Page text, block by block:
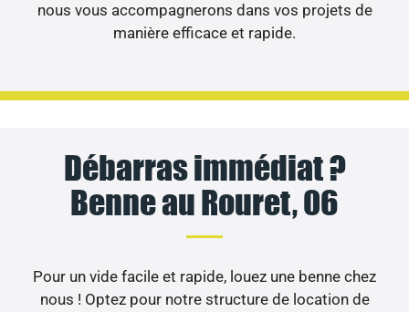
nous vous accompagnerons dans vos projets de
manière efficace et rapide.
Débarras immédiat ?
Benne au Rouret, 06
Pour un vide facile et rapide, louez une benne chez
nous ! Optez pour notre structure de location de